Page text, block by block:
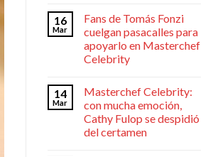
16
Mar
Fans de Tomás Fonzi
cuelgan pasacalles para
apoyarlo en Masterchef
Celebrity
14
Mar
Masterchef Celebrity:
con mucha emoción,
Cathy Fulop se despidió
del certamen